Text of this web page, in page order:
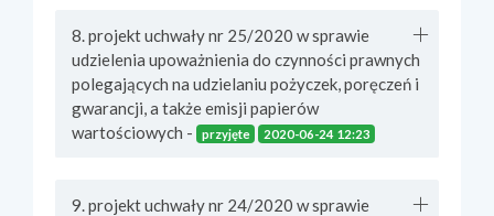
8. projekt uchwały nr 25/2020 w sprawie
udzielenia upoważnienia do czynności prawnych
polegających na udzielaniu pożyczek, poręczeń i
gwarancji, a także emisji papierów
wartościowych -
przyjęte 2020-06-24 12:23
9. projekt uchwały nr 24/2020 w sprawie